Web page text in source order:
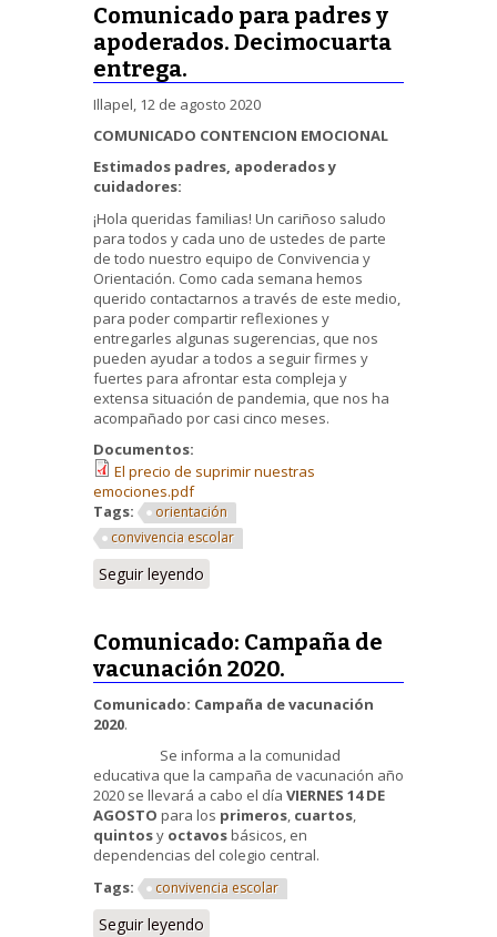
Comunicado para padres y
apoderados. Decimocuarta
entrega.
Illapel, 12 de agosto 2020
COMUNICADO CONTENCION EMOCIONAL
Estimados padres, apoderados y
cuidadores:
¡Hola queridas familias! Un cariñoso saludo
para todos y cada uno de ustedes de parte
de todo nuestro equipo de Convivencia y
Orientación. Como cada semana hemos
querido contactarnos a través de este medio,
para poder compartir reflexiones y
entregarles algunas sugerencias, que nos
pueden ayudar a todos a seguir firmes y
fuertes para afrontar esta compleja y
extensa situación de pandemia, que nos ha
acompañado por casi cinco meses.
Documentos:
El precio de suprimir nuestras
emociones.pdf
Tags:
orientación
convivencia escolar
Seguir leyendo
Comunicado: Campaña de
vacunación 2020.
Comunicado: Campaña de vacunación
2020.
Se informa a la comunidad
educativa que la campaña de vacunación año
2020 se llevará a cabo el día VIERNES 14 DE
AGOSTO para los primeros, cuartos,
quintosy octavosbásicos, en
dependencias del colegio central.
Tags:
convivencia escolar
Seguir leyendo